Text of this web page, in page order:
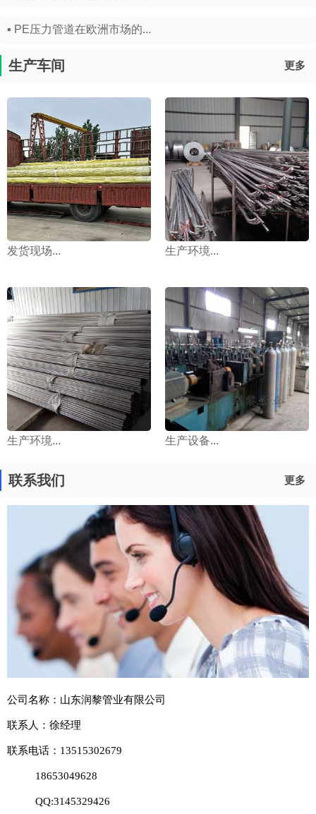
▪ PE压力管道在欧洲市场的...
生产车间 更多
发货现场... 生产环境...
生产环境... 生产设备...
联系我们 更多
公司名称：山东润黎管业有限公司
联系人：徐经理
联系电话：13515302679
18653049628
QQ:3145329426